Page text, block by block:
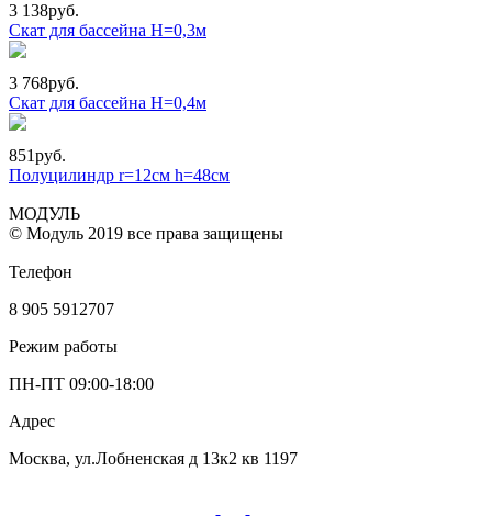
3 138руб.
Скат для бассейна Н=0,3м
3 768руб.
Скат для бассейна Н=0,4м
851руб.
Полуцилиндр r=12см h=48см
МОДУЛЬ
© Модуль 2019 все права защищены
Телефон
8 905 5912707
Режим работы
ПН-ПТ 09:00-18:00
Адрес
Москва, ул.Лобненская д 13к2 кв 1197